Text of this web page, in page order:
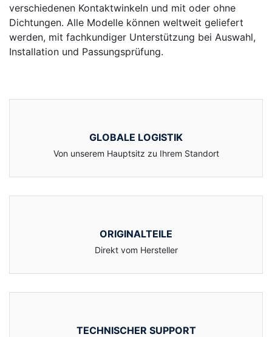
verschiedenen Kontaktwinkeln und mit oder ohne
Dichtungen. Alle Modelle können weltweit geliefert
werden, mit fachkundiger Unterstützung bei Auswahl,
Installation und Passungsprüfung.
GLOBALE LOGISTIK
Von unserem Hauptsitz zu Ihrem Standort
ORIGINALTEILE
Direkt vom Hersteller
TECHNISCHER SUPPORT